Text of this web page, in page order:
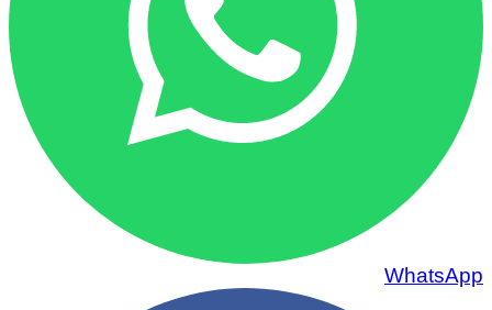
WhatsApp